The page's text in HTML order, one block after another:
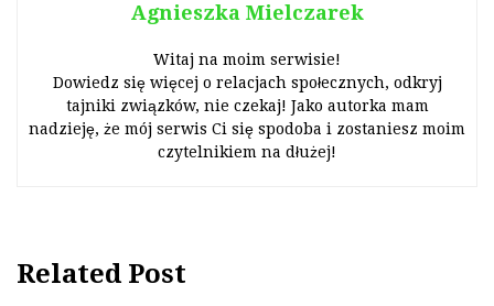
Agnieszka Mielczarek
Witaj na moim serwisie!
Dowiedz się więcej o relacjach społecznych, odkryj
tajniki związków, nie czekaj! Jako autorka mam
nadzieję, że mój serwis Ci się spodoba i zostaniesz moim
czytelnikiem na dłużej!
Related Post